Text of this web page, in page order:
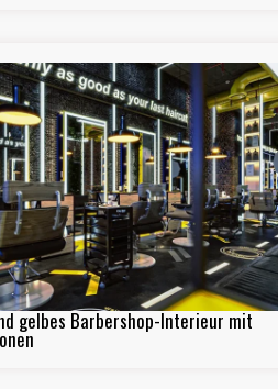
gelbes Barbershop-Interieur mit